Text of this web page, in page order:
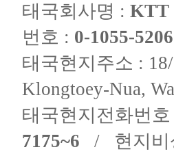
태국회사명 : KTT
번호 : 0-1055-
태국현지주소 :
Klongtoey-Nua,
태국현지전화번
7175~6 / 현지비